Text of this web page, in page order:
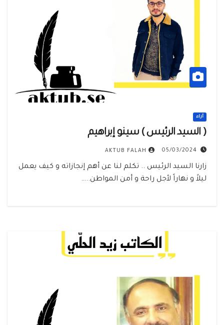
أراء
( السيد الرئيس ) سينو إبراهيم
05/03/2024
AKTUB FALAH
زارنا السيد الرئيس .. تكلم لنا عن أهم إنجازاته و كيف يعمل
ليلاً و نهاراً لأجل راحة و أمن المواطن..…